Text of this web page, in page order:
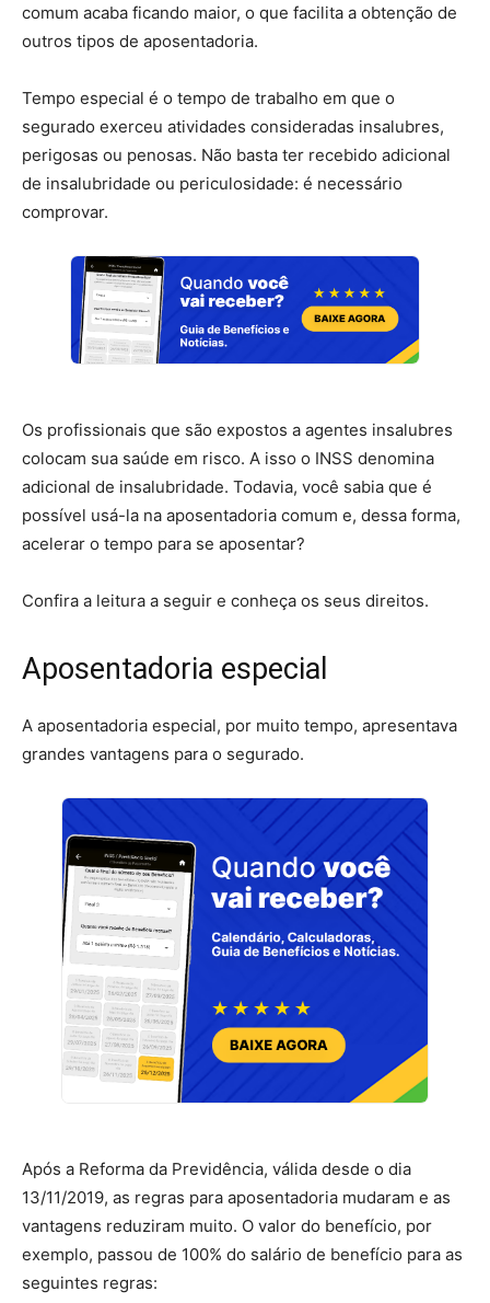
comum acaba ficando maior, o que facilita a obtenção de
outros tipos de aposentadoria.
Tempo especial é o tempo de trabalho em que o
segurado exerceu atividades consideradas insalubres,
perigosas ou penosas. Não basta ter recebido adicional
de insalubridade ou periculosidade: é necessário
comprovar.
Os profissionais que são expostos a agentes insalubres
colocam sua saúde em risco. A isso o INSS denomina
adicional de insalubridade. Todavia, você sabia que é
possível usá-la na aposentadoria comum e, dessa forma,
acelerar o tempo para se aposentar?
Confira a leitura a seguir e conheça os seus direitos.
Aposentadoria especial
A aposentadoria especial, por muito tempo, apresentava
grandes vantagens para o segurado.
Após a Reforma da Previdência, válida desde o dia
13/11/2019, as regras para aposentadoria mudaram e as
vantagens reduziram muito. O valor do benefício, por
exemplo, passou de 100% do salário de benefício para as
seguintes regras: